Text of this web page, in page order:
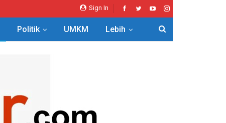
Sign In
Politik UMKM Lebih